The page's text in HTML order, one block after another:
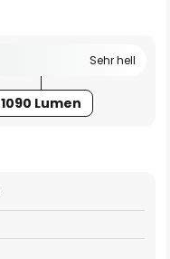
Sehr hell
1090 Lumen